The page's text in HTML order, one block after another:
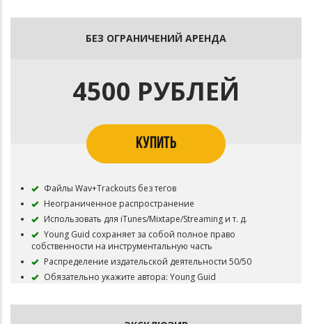
Распределение издательской деятельности 50/50
БЕЗ ОГРАНИЧЕНИЙ АРЕНДА
4500 РУБЛЕЙ
КУПИТЬ
Файлы Wav+Trackouts без тегов
Неограниченное распространение
Использовать для iTunes/Mixtape/Streaming и т. д.
Young Guid сохраняет за собой полное право
собственности на инструментальную часть
Распределение издательской деятельности 50/50
Обязательно укажите автора: Young Guid